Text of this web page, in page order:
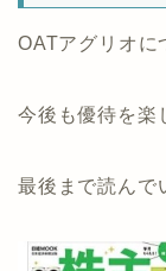
OATアグリオに
今後も優待を楽
最後まで読んで